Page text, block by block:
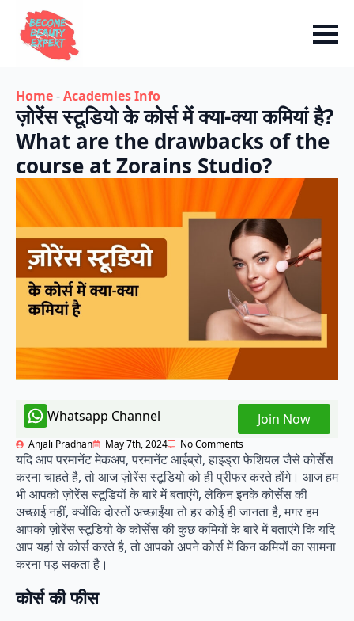
Home-Academies Info
ज़ोरेंस स्टूडियो के कोर्स में क्या-क्या कमियां है?
What are the drawbacks of the
course at Zorains Studio?
Whatsapp Channel Join Now
Anjali Pradhan May 7th, 2024 No Comments
यदि आप परमानेंट मेकअप, परमानेंट आईब्रो, हाइड्रा फेशियल जैसे कोर्सेस
करना चाहते है, तो आज ज़ोरेंस स्टूडियो को ही प्रीफर करते होंगे। आज हम
भी आपको ज़ोरेंस स्टूडियों के बारे में बताएंगे, लेकिन इनके कोर्सेस की
अच्छाई नहीं, क्योंकि दोस्तों अच्छाईंया तो हर कोई ही जानता है, मगर हम
आपको ज़ोरेंस स्टूडियो के कोर्सेस की कुछ कमियों के बारे में बताएंगे कि यदि
आप यहां से कोर्स करते है, तो आपको अपने कोर्स में किन कमियों का सामना
करना पड़ सकता है।
कोर्स की फीस